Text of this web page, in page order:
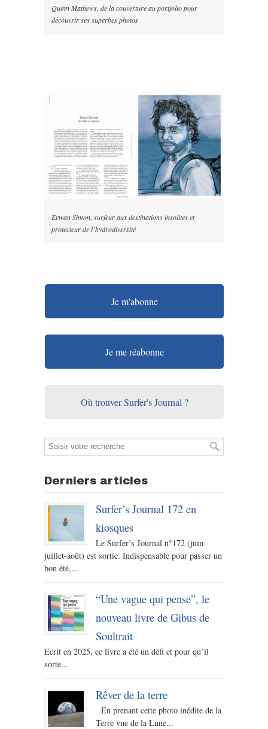
Quinn Mathews, de la couverture au portfolio pour
découvrir ses superbes photos
Erwan Simon, surfeur aux destinations insolites et
protecteur de l’hydrodiversité
Je m'abonne
Je me réabonne
Où trouver Surfer's Journal ?
Derniers articles
Surfer’s Journal 172 en
kiosques
Le Surfer’s Journal n°172 (juin-
juillet-août) est sortie. Indispensable pour passer un
bon été,...
“Une vague qui pense”, le
nouveau livre de Gibus de
Soultrait
Ecrit en 2025, ce livre a été un défi et pour qu’il
sorte...
Rêver de la terre
En prenant cette photo inédite de la
Terre vue de la Lune...